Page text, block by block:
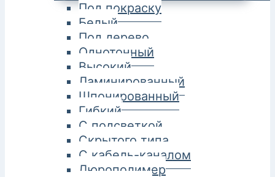
Под покраску
Белый
Под дерево
Однотонный
Высокий
Ламинированный
Шпонированный
Гибкий
С подсветкой
Скрытого типа
С кабель-каналом
Дюрополимер